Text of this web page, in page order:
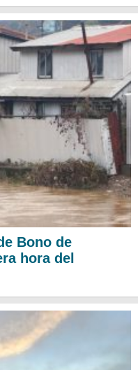
Bono de
hora del